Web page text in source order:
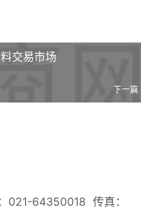
交易市场
下一篇